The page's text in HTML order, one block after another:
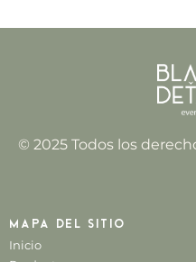
© 2025 Todos los
Mapa del sitio
Inicio